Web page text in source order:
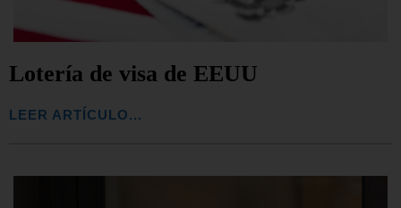
Lotería de visa de EEUU
LEER ARTÍCULO...